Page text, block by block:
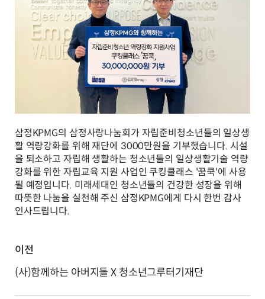
삼정KPMG의 삼정사랑나눔회가 자립준비청소년들의 일상생
활 역량강화를 위해 재단에 3000만원을 기부했습니다. 시설
을 퇴소하고 자립해 생활하는 청소년들의 일상생활기술 역량
강화를 위한 자립교육 지원 사업인 쿠킹클래스 '꿈쿡'에 사용
될 예정입니다. 미래세대인 청소년들의 건강한 성장을 위해
따뜻한 나눔을 실천해 주신 삼정KPMG에게 다시 한번 감사
인사드립니다.
이전
(사)함께하는 아버지들 X 청소년그루터기재단